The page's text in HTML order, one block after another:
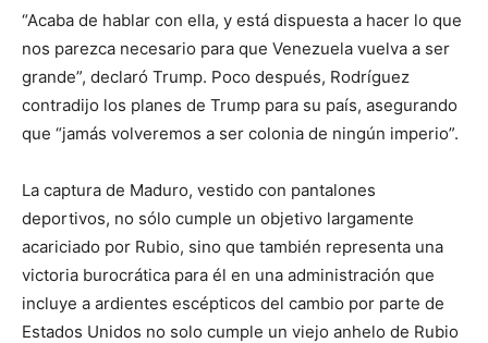
“Acaba de hablar con ella, y está dispuesta a hacer lo que
nos parezca necesario para que Venezuela vuelva a ser
grande”, declaró Trump. Poco después, Rodríguez
contradijo los planes de Trump para su país, asegurando
que “jamás volveremos a ser colonia de ningún imperio”.
La captura de Maduro, vestido con pantalones
deportivos, no sólo cumple un objetivo largamente
acariciado por Rubio, sino que también representa una
victoria burocrática para él en una administración que
incluye a ardientes escépticos del cambio por parte de
Estados Unidos no solo cumple un viejo anhelo de Rubio